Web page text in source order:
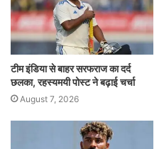
टीम इंडिया से बाहर सरफराज का दर्द
छलका, रहस्यमयी पोस्ट ने बढ़ाई चर्चा
August 7, 2026